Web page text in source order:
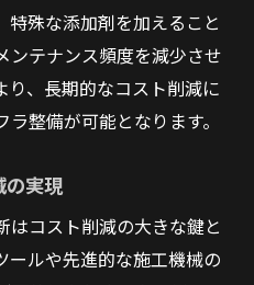
めの新しいアプローチ
レンドリーな工法
技術選択
限に抑える革新的技術
る管理手法の革新
手法
殊な添加剤を加えること
ンテナンス頻度を減少させ
り、長期的なコスト削減に
整備が可能となります。
の実現
はコスト削減の大きな鍵と
ールや先進的な施工機械の